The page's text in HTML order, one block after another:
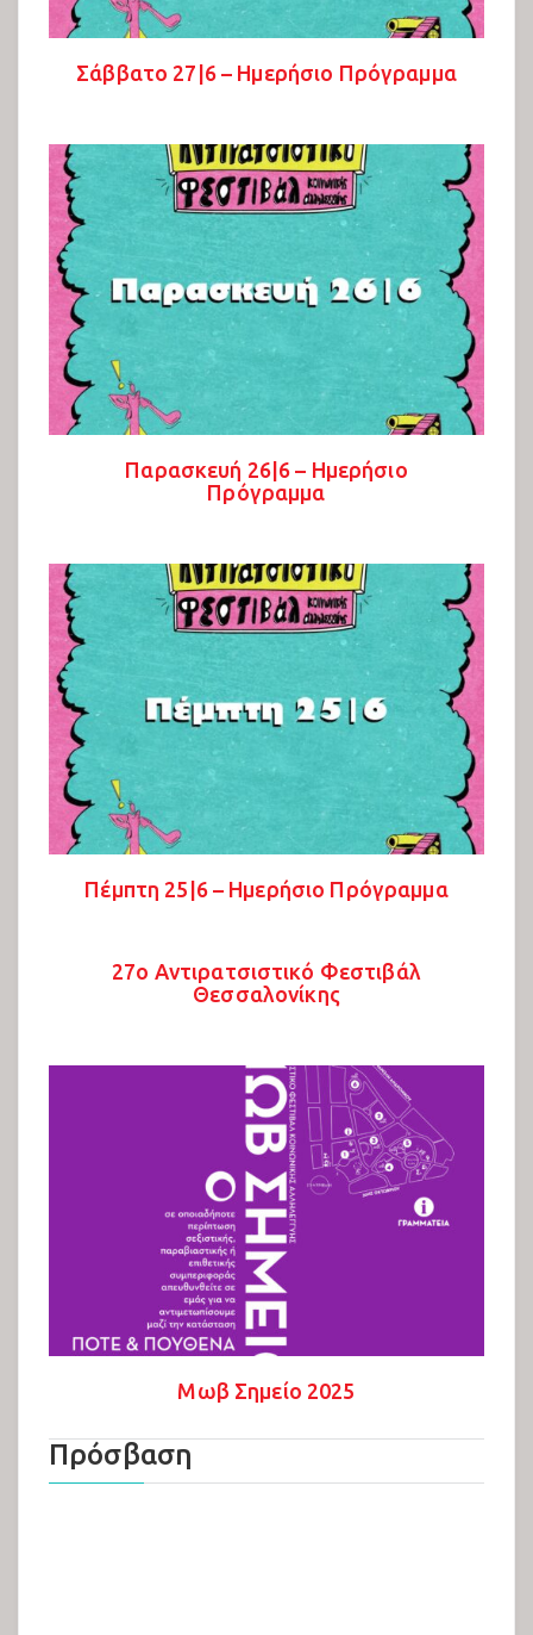
Σάββατο 27|6 – Ημερήσιο Πρόγραμμα
Παρασκευή 26|6 – Ημερήσιο
Πρόγραμμα
Πέμπτη 25|6 – Ημερήσιο Πρόγραμμα
27ο Αντιρατσιστικό Φεστιβάλ
Θεσσαλονίκης
Μωβ Σημείο 2025
Πρόσβαση